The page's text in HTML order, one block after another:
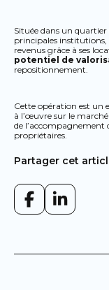
Située dans un quartier
principales institutions,
revenus grâce à ses
potentiel de
repositionnement.
Cette opération est un
à l’œuvre sur le
de l’accompagnement
propriétaires.
Partager cet